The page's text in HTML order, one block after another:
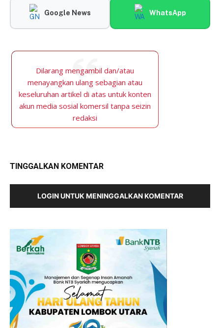
Google News WhatsApp
Dilarang mengambil dan/atau
menayangkan ulang sebagian atau
keseluruhan artikel di atas untuk konten
akun media sosial komersil tanpa seizin
redaksi
TINGGALKAN KOMENTAR
LOGIN UNTUK MENINGGALKAN KOMENTAR